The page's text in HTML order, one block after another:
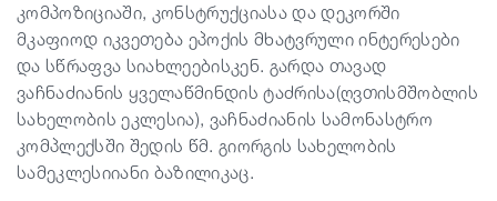
კომპოზიციაში, კონსტრუქციასა და დეკორში
მკაფიოდ იკვეთება ეპოქის მხატვრული ინტერესები
და სწრაფვა სიახლეებისკენ. გარდა თავად
ვაჩნაძიანის ყველაწმინდის ტაძრისა(ღვთისმშობლის
სახელობის ეკლესია), ვაჩნაძიანის სამონასტრო
კომპლექსში შედის წმ. გიორგის სახელობის
სამეკლესიიანი ბაზილიკაც.